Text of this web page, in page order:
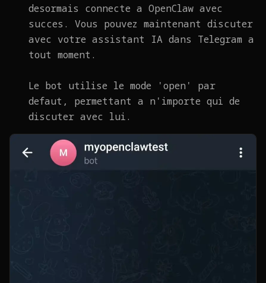
desormais connecte a OpenClaw avec
succes. Vous pouvez maintenant discuter
avec votre assistant IA dans Telegram a
tout moment.
Le bot utilise le mode 'open' par
defaut, permettant a n'importe qui de
discuter avec lui.